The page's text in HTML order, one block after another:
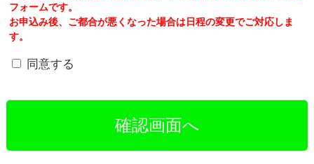
フォームです。
お申込み後、ご都合が悪くなった場合は日程の変更でご対応しま
す。
同意する